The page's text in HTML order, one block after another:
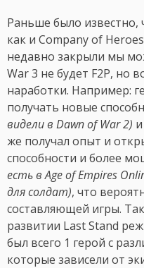
Раньше было известно,
как и Company of
недавно закрыли мы
War 3 не будет F2P, но
наработки. Например:
получать новые
видели в Dawn of War 2)
же получал опыт и
способности и более
есть в Age of Empires
для солдат), что
составляющей игры.
развитии Last Stand
был всего 1 герой с
которые зависели от